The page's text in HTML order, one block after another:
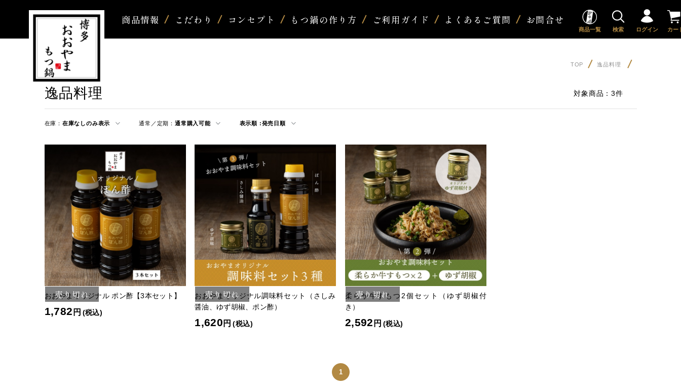
商品情報 こだわり コンセプト もつ鍋の作り方 ご利用ガイド よくあるご質問 お問合せ
商品一覧 検索 ログイン カー
TOP 逸品料理
逸品料理 対象商品：3件
在庫： 在庫なしのみ表示 通常／定期： 通常購入可能 表示順 :発売日順
売り切れ
おおやまオリジナル ポン酢【3本セット】
1,782 円 (税込)
売り切れ
おおやまオリジナル調味料セット（さしみ
醤油、ゆず胡椒、ポン酢）
1,620 円 (税込)
売り切れ
柔らか牛すもつ2個セット（ゆず胡椒付
き）
2,592 円 (税込)
1